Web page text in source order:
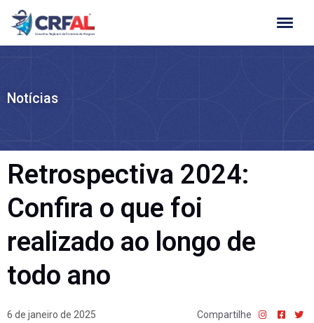
Ir
para
Notícias
Retrospectiva 2024:
Confira o que foi
realizado ao longo de
todo ano
6 de janeiro de 2025 Compartilhe